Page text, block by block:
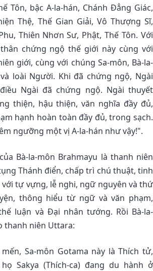
Tôn, bậc A-la-hán, Chánh Ðẳng Giác,
Thệ, Thế Gian Giải, Vô Thượng Sĩ,
Thiên Nhơn Sư, Phật, Thế Tôn. Với
chứng ngộ thế giới này cùng với
giới, cùng với chúng Sa-môn, Bà-la-
loài Người. Khi đã chứng ngộ, Ngài
Ngài đã chứng ngộ. Ngài thuyết
thiện, hậu thiện, văn nghĩa đầy đủ,
hạnh hoàn toàn đầy đủ, trong sạch.
ngưỡng một vị A-la-hán như vậy!".
Bà-la-môn Brahmayu là thanh niên
Thánh điển, chấp trì chú thuật, tinh
tự vựng, lễ nghi, ngữ nguyên và thứ
thông hiểu từ ngữ và văn phạm,
luận và Ðại nhân tướng. Rồi Bà-la-
thanh niên Uttara:
Sa-môn Gotama này là Thích tử,
Sakya (Thích-ca) đang du hành ở